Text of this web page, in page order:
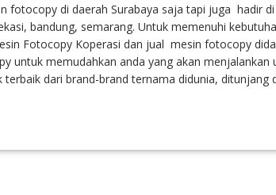
fotocopy di daerah Surabaya saja tapi juga hadir
bandung, semarang. Untuk memenuhi
Fotocopy Koperasi dan jual mesin fotocopy
untuk memudahkan anda yang akan menjalankan
dari brand-brand ternama didunia, ditunjang